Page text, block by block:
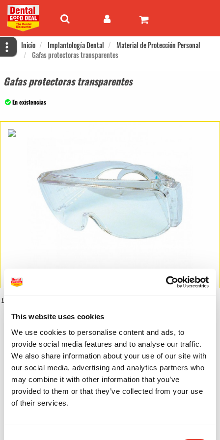
This website uses cookies
We use cookies to personalise content and ads, to
provide social media features and to analyse our traffic.
We also share information about your use of our site with
our social media, advertising and analytics partners who
may combine it with other information that you’ve
provided to them or that they’ve collected from your use
of their services.
Inicio Implantología Dental
Material de Protección Personal
Gafas protectoras transparentes
Gafas protectoras transparentes
En existencias
La imagen puede diferir del producto final.
Informaci�n del producto
4,95 €
2,32 €